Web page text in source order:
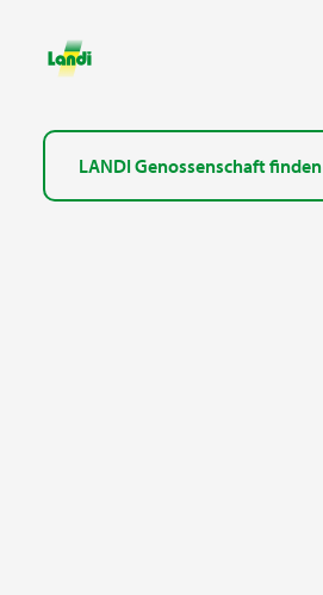
LANDI Genossenschaft finden